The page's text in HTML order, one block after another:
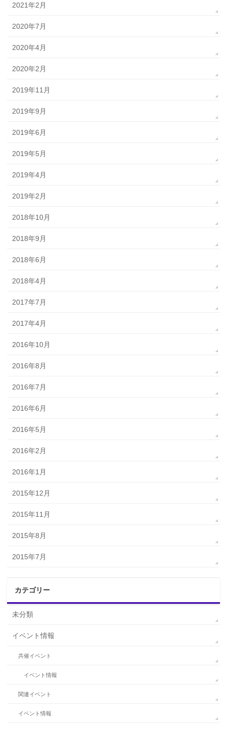
2021年2月
2020年7月
2020年4月
2020年2月
2019年11月
2019年9月
2019年6月
2019年5月
2019年4月
2019年2月
2018年10月
2018年9月
2018年6月
2018年4月
2017年7月
2017年4月
2016年10月
2016年8月
2016年7月
2016年6月
2016年5月
2016年2月
2016年1月
2015年12月
2015年11月
2015年8月
2015年7月
カテゴリー
未分類
イベント情報
共催イベント
イベント情報
関連イベント
イベント情報